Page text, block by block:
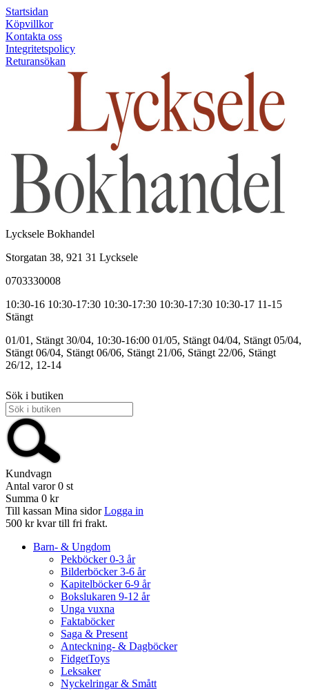
Startsidan
Köpvillkor
Kontakta oss
Integritetspolicy
Returansökan
Lycksele Bokhandel
Storgatan 38, 921 31 Lycksele
0703330008
10:30-16 10:30-17:30 10:30-17:30 10:30-17:30 10:30-17 11-15
Stängt
01/01, Stängt 30/04, 10:30-16:00 01/05, Stängt 04/04, Stängt 05/04,
Stängt 06/04, Stängt 06/06, Stängt 21/06, Stängt 22/06, Stängt
26/12, 12-14
Sök i butiken
Kundvagn
Antal varor 0 st
Summa 0 kr
Till kassan Mina sidor Logga in
500 kr kvar till fri frakt.
Barn- & Ungdom
Pekböcker 0-3 år
Bilderböcker 3-6 år
Kapitelböcker 6-9 år
Bokslukaren 9-12 år
Unga vuxna
Faktaböcker
Saga & Present
Anteckning- & Dagböcker
FidgetToys
Leksaker
Nyckelringar & Smått